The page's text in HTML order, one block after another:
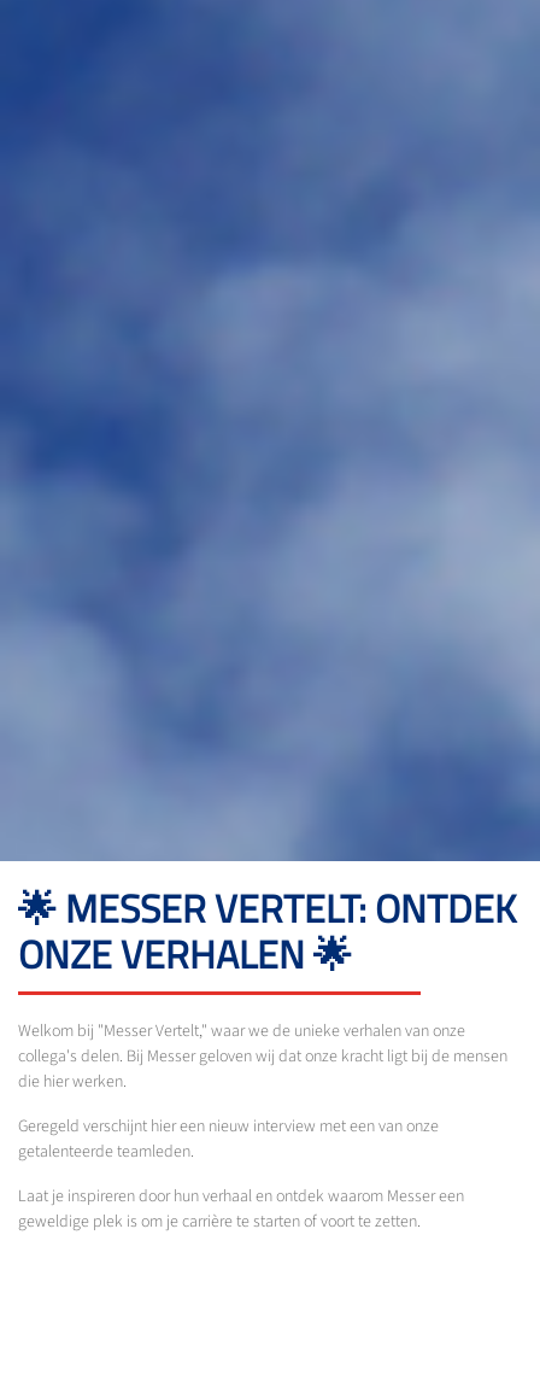
🌟 MESSER VERTELT: ONTDEK
ONZE VERHALEN 🌟
Welkom bij "Messer Vertelt," waar we de unieke verhalen van onze
collega's delen. Bij Messer geloven wij dat onze kracht ligt bij de mensen
die hier werken.
Geregeld verschijnt hier een nieuw interview met een van onze
getalenteerde teamleden.
Laat je inspireren door hun verhaal en ontdek waarom Messer een
geweldige plek is om je carrière te starten of voort te zetten.